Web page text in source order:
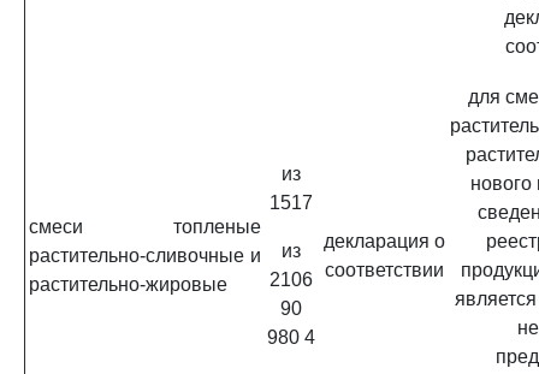
смеси топленые
растительно-сливочные и
растительно-жировые
из
1517
из
2106
90
980 4
декларация о
соответствии
для
нового